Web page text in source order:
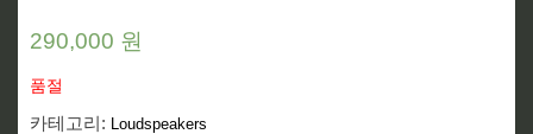
290,000 원
품절
카테고리: Loudspeakers